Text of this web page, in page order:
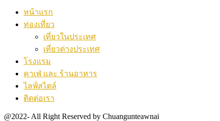
หน้าแรก
ท่องเที่ยว
เที่ยวในประเทศ
เที่ยวต่างประเทศ
โรงแรม
คาเฟ่ และ ร้านอาหาร
ไลฟ์สไตล์
ติดต่อเรา
@2022- All Right Reserved by Chuangunteawnai